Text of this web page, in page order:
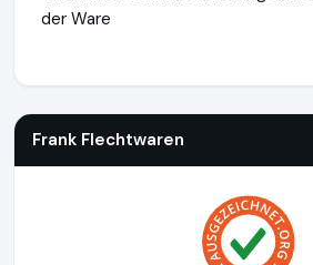
der Ware
Frank Flechtwaren